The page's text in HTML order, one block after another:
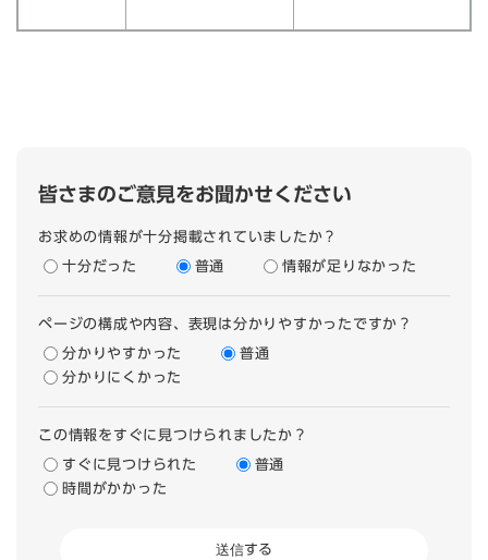
皆さまのご意見をお聞かせください
お求めの情報が十分掲載されていましたか？
十分だった 普通 情報が足りなかった
ページの構成や内容、表現は分かりやすかったですか？
分かりやすかった
普通
分かりにくかった
この情報をすぐに見つけられましたか？
すぐに見つけられた
普通
時間がかかった